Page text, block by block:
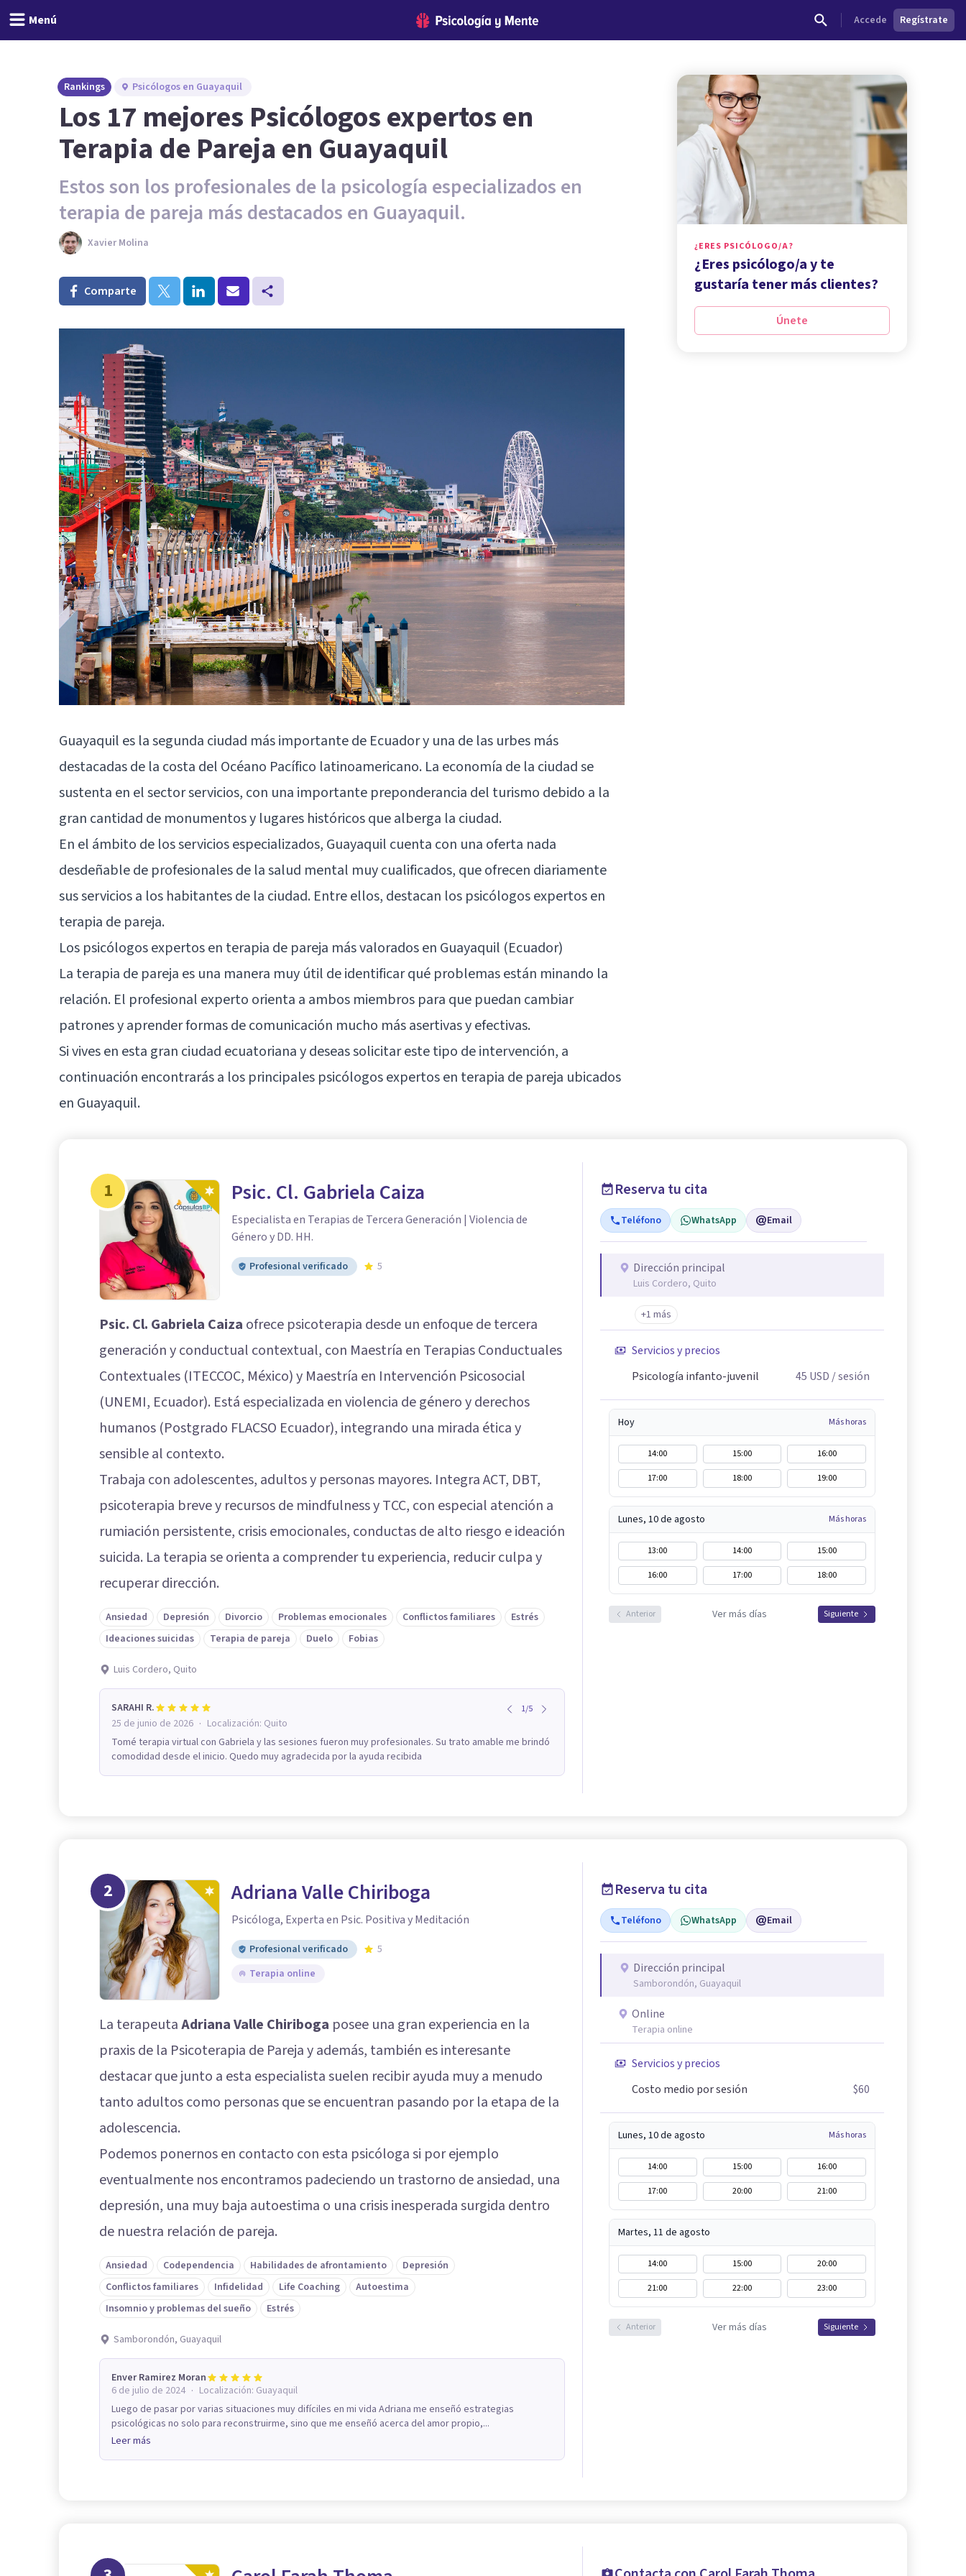
Menú Accede Regístrate
Rankings Psicólogos en Guayaquil
Los 17 mejores Psicólogos expertos en
Terapia de Pareja en Guayaquil
Estos son los profesionales de la psicología especializados en
terapia de pareja más destacados en Guayaquil.
Xavier Molina
Comparte
Guayaquil es la segunda ciudad más importante de Ecuador y una de las urbes más
destacadas de la costa del Océano Pacífico latinoamericano. La economía de la ciudad se
sustenta en el sector servicios, con una importante preponderancia del turismo debido a la
gran cantidad de monumentos y lugares históricos que alberga la ciudad.
En el ámbito de los servicios especializados, Guayaquil cuenta con una oferta nada
desdeñable de profesionales de la salud mental muy cualificados, que ofrecen diariamente
sus servicios a los habitantes de la ciudad. Entre ellos, destacan los psicólogos expertos en
terapia de pareja.
Los psicólogos expertos en terapia de pareja más valorados en Guayaquil (Ecuador)
La terapia de pareja es una manera muy útil de identificar qué problemas están minando la
relación. El profesional experto orienta a ambos miembros para que puedan cambiar
patrones y aprender formas de comunicación mucho más asertivas y efectivas.
Si vives en esta gran ciudad ecuatoriana y deseas solicitar este tipo de intervención, a
continuación encontrarás a los principales psicólogos expertos en terapia de pareja ubicados
en Guayaquil.
¿ERES PSICÓLOGO/A?
¿Eres psicólogo/a y te
gustaría tener más clientes?
Únete
1 Psic. Cl. Gabriela Caiza
Especialista en Terapias de Tercera Generación | Violencia de
Género y DD. HH.
Profesional verificado 5
Psic. Cl. Gabriela Caiza ofrece psicoterapia desde un enfoque de tercera
generación y conductual contextual, con Maestría en Terapias Conductuales
Contextuales (ITECCOC, México) y Maestría en Intervención Psicosocial
(UNEMI, Ecuador). Está especializada en violencia de género y derechos
humanos (Postgrado FLACSO Ecuador), integrando una mirada ética y
sensible al contexto.
Trabaja con adolescentes, adultos y personas mayores. Integra ACT, DBT,
psicoterapia breve y recursos de mindfulness y TCC, con especial atención a
rumiación persistente, crisis emocionales, conductas de alto riesgo e ideación
suicida. La terapia se orienta a comprender tu experiencia, reducir culpa y
recuperar dirección.
Ansiedad Depresión Divorcio Problemas emocionales Conflictos familiares
Estrés
Ideaciones suicidas
Terapia de pareja Duelo Fobias
Luis Cordero, Quito
SARAHI R. 1/5
25 de junio de 2026 · Localización: Quito
Tomé terapia virtual con Gabriela y las sesiones fueron muy profesionales. Su trato amable me brindó
comodidad desde el inicio. Quedo muy agradecida por la ayuda recibida
Reserva tu cita
Teléfono WhatsApp Email
Dirección principal
Luis Cordero, Quito
+1 más
Servicios y precios
Psicología infanto-juvenil
45 USD/ sesión
Hoy Más horas
14:00 15:00
16:00
17:00
18:00 19:00
Lunes, 10 de agosto Más horas
13:00 14:00
15:00
16:00
17:00 18:00
Anterior Ver más días Siguiente
2 Adriana Valle Chiriboga
Psicóloga, Experta en Psic. Positiva y Meditación
Profesional verificado
5
Terapia online
La terapeutaAdriana Valle Chiriboga posee una gran experiencia en la
praxis de la Psicoterapia de Pareja y además, también es interesante
destacar que junto a esta especialista suelen recibir ayuda muy a menudo
tanto adultos como personas que se encuentran pasando por la etapa de la
adolescencia.
Podemos ponernos en contacto con esta psicóloga si por ejemplo
eventualmente nos encontramos padeciendo un trastorno de ansiedad, una
depresión, una muy baja autoestima o una crisis inesperada surgida dentro
de nuestra relación de pareja.
Ansiedad Codependencia Habilidades de afrontamiento
Depresión
Conflictos familiares
Infidelidad Life Coaching
Autoestima
Insomnio y problemas del sueño
Estrés
Samborondón, Guayaquil
Enver Ramirez Moran
6 de julio de 2024 · Localización: Guayaquil
Luego de pasar por varias situaciones muy difíciles en mi vida Adriana me enseñó estrategias
psicológicas no solo para reconstruirme, sino que me enseñó acerca del amor propio,...
Leer más
Reserva tu cita
Teléfono WhatsApp Email
Dirección principal
Samborondón, Guayaquil
Online
Terapia online
Servicios y precios
Costo medio por sesión
$60
Lunes, 10 de agosto Más horas
14:00 15:00
16:00
17:00
20:00 21:00
Martes, 11 de agosto
14:00 15:00
20:00
21:00
22:00 23:00
Anterior Ver más días Siguiente